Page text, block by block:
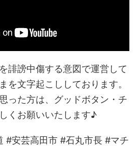
誹謗中傷する意図で運営して
を文字起こししております。
った方は、グッドボタン・チ
くお願いいたします♪
#安芸高田市 #石丸市長 #マチ